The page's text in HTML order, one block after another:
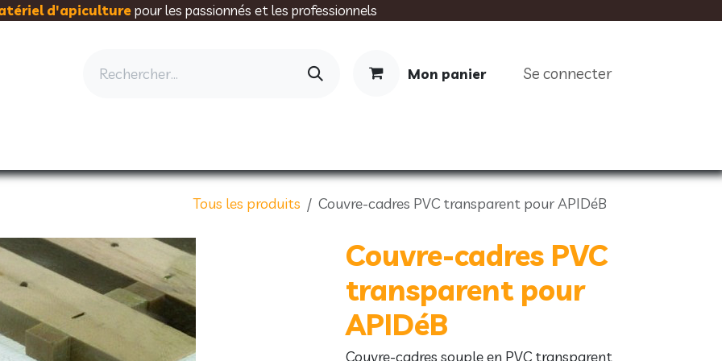
d'apiculturepour les passionnés et les professionnels
Mon panier Se connecter
Tous les produits Couvre-cadres PVC transparent pour APIDéB
Couvre-cadres PVC
transparent pour
APIDéB
Couvre-cadres souple en PVC transparent